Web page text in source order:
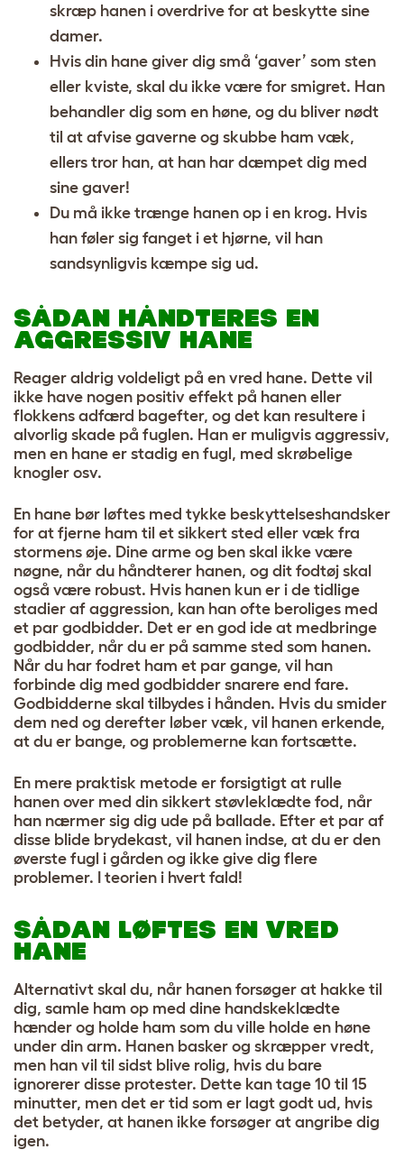
skræp hanen i overdrive for at beskytte sine
damer.
Hvis din hane giver dig små ‘gaver’ som sten
eller kviste, skal du ikke være for smigret. Han
behandler dig som en høne, og du bliver nødt
til at afvise gaverne og skubbe ham væk,
ellers tror han, at han har dæmpet dig med
sine gaver!
Du må ikke trænge hanen op i en krog. Hvis
han føler sig fanget i et hjørne, vil han
sandsynligvis kæmpe sig ud.
SÅDAN HÅNDTERES EN
AGGRESSIV HANE
Reager aldrig voldeligt på en vred hane. Dette vil
ikke have nogen positiv effekt på hanen eller
flokkens adfærd bagefter, og det kan resultere i
alvorlig skade på fuglen. Han er muligvis aggressiv,
men en hane er stadig en fugl, med skrøbelige
knogler osv.
En hane bør løftes med tykke beskyttelseshandsker
for at fjerne ham til et sikkert sted eller væk fra
stormens øje. Dine arme og ben skal ikke være
nøgne, når du håndterer hanen, og dit fodtøj skal
også være robust. Hvis hanen kun er i de tidlige
stadier af aggression, kan han ofte beroliges med
et par godbidder. Det er en god ide at medbringe
godbidder, når du er på samme sted som hanen.
Når du har fodret ham et par gange, vil han
forbinde dig med godbidder snarere end fare.
Godbidderne skal tilbydes i hånden. Hvis du smider
dem ned og derefter løber væk, vil hanen erkende,
at du er bange, og problemerne kan fortsætte.
En mere praktisk metode er forsigtigt at rulle
hanen over med din sikkert støvleklædte fod, når
han nærmer sig dig ude på ballade. Efter et par af
disse blide brydekast, vil hanen indse, at du er den
øverste fugl i gården og ikke give dig flere
problemer. I teorien i hvert fald!
SÅDAN LØFTES EN VRED
HANE
Alternativt skal du, når hanen forsøger at hakke til
dig, samle ham op med dine handskeklædte
hænder og holde ham som du ville holde en høne
under din arm. Hanen basker og skræpper vredt,
men han vil til sidst blive rolig, hvis du bare
ignorerer disse protester. Dette kan tage 10 til 15
minutter, men det er tid som er lagt godt ud, hvis
det betyder, at hanen ikke forsøger at angribe dig
igen.